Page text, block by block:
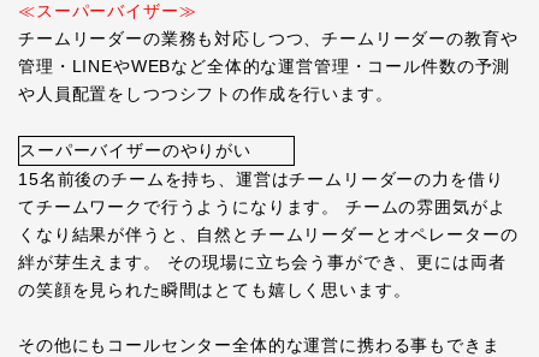
≪スーパーバイザー≫
チームリーダーの業務も対応しつつ、チームリーダーの教育や
管理・LINEやWEBなど全体的な運営管理・コール件数の予測
や人員配置をしつつシフトの作成を行います。
スーパーバイザーのやりがい
15名前後のチームを持ち、運営はチームリーダーの力を借り
てチームワークで行うようになります。 チームの雰囲気がよ
くなり結果が伴うと、自然とチームリーダーとオペレーターの
絆が芽生えます。 その現場に立ち会う事ができ、更には両者
の笑顔を見られた瞬間はとても嬉しく思います。
その他にもコールセンター全体的な運営に携わる事もできま